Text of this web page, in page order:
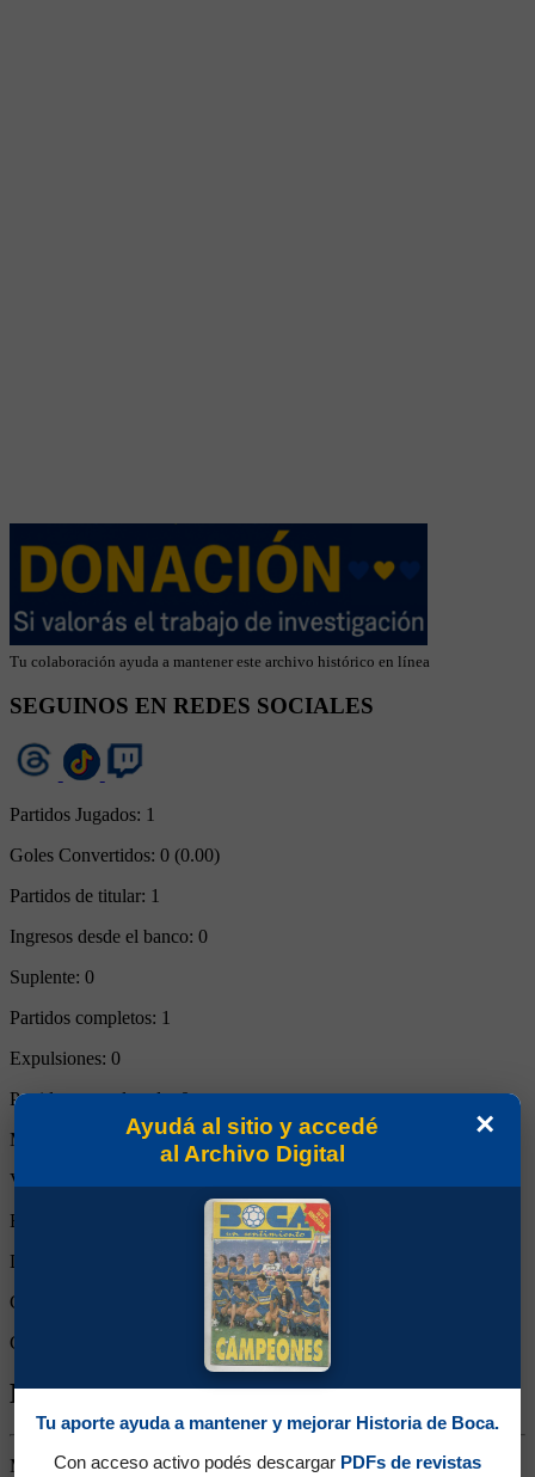
Tu colaboración ayuda a mantener este archivo histórico en línea
SEGUINOS EN REDES SOCIALES
Partidos Jugados: 1
Goles Convertidos: 0 (0.00)
Partidos de titular: 1
Ingresos desde el banco: 0
Suplente: 0
Partidos completos: 1
Expulsiones: 0
Partidos reemplazado:0
Minutos Disputados:90
Victorias:
Empates:
Derrotas:
Goles de Boca:
Goles rivales:
Biografía de Leonardo Julián Balerdi
Marcador Central. Surgido de Inferiores. De grandes condiciones,
×
Ayudá al sitio y accedé
al Archivo Digital
Tu aporte ayuda a mantener y mejorar Historia de Boca.
Con acceso activo podés descargar PDFs de revistas